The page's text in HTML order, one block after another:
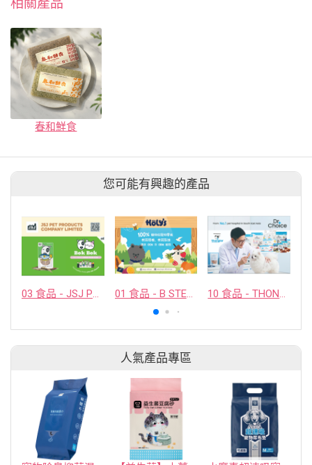
春和鮮食
您可能有興趣的產品
03 食品 - JSJ PET PRODUCTS COMPANY LIMITED 01 食品 - B STELLAR COMPANY LIMITED 10 食品 - THONGLOR PET HOSJPITAL CO., LTD.
人氣產品專區